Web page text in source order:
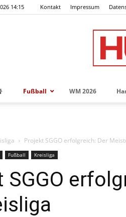
14:15 Kontakt Impressum
Fußball WM 2026
Projekt SGGO erfolgreich: Der
Fußball Kreisliga
SGGO